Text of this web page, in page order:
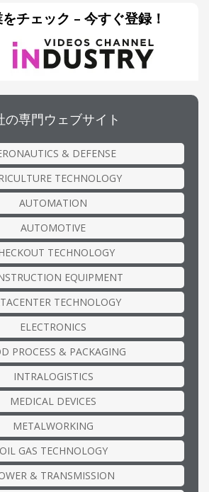
チェック – 今すぐ登録！
の専門ウェブサイト
& DEFENSE
TECHNOLOGY
AUTOMATION
AUTOMOTIVE
TECHNOLOGY
EQUIPMENT
TECHNOLOGY
ELECTRONICS
PROCESS & PACKAGING
INTRALOGISTICS
MEDICAL DEVICES
METALWORKING
OIL GAS TECHNOLOGY
& TRANSMISSION